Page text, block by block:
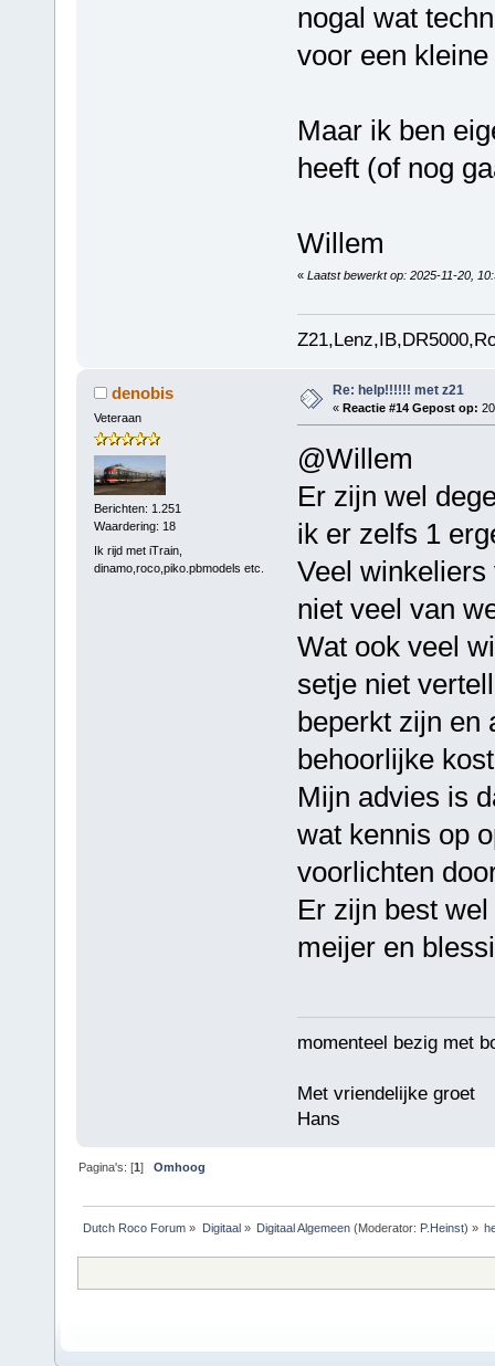
nogal wat
voor een
Maar ik ben
heeft (of nog
Willem
« Laatst bewerkt op: 2025-11-20,
denobis
Veteraan
Berichten: 1.251
Waardering: 18
Ik rijd met iTrain,
dinamo,roco,piko.pbmodels etc.
Re: help!!!!!! met z21
« Reactie #14 Gepost op:
@Willem
Er zijn wel
ik er zelfs 1
Veel
niet veel van
Wat ook veel
setje niet
beperkt zijn en
behoorlijke
Mijn advies is
wat kennis op
voorlichten
Er zijn best
meijer en
momenteel bezig met
Met vriendelijke groet
Hans
Pagina's: [1]Omhoog
Dutch Roco Forum » Digitaal» Digitaal Algemeen(Moderator: P.Heinst) »